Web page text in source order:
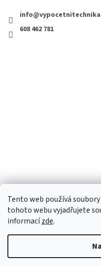
Tento web používá
tohoto webu vyjadřujete
informacízde.
608 462 781